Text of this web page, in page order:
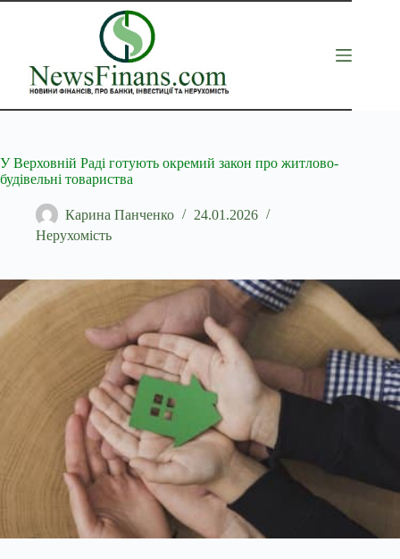
Перейти
У Верховній Раді готують окремий закон про житлово-
будівельні товариства
Карина Панченко
24.01.2026
Нерухомість